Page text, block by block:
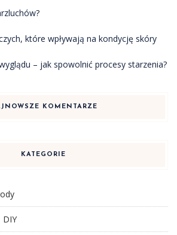
które wpływają na kondycję skóry
– jak spowolnić procesy starzenia?
KOMENTARZE
KATEGORIE